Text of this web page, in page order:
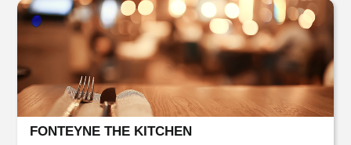
FONTEYNE THE KITCHEN